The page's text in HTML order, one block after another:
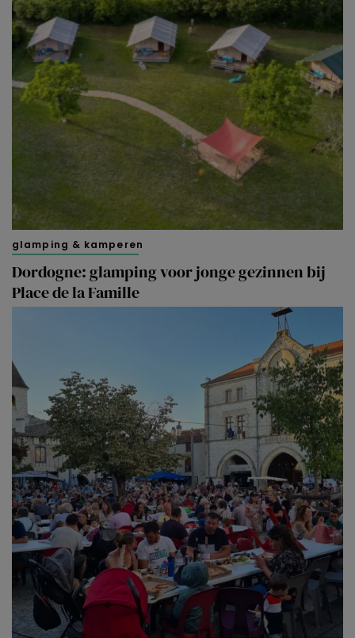
glamping & kamperen
Dordogne: glamping voor jonge gezinnen bij
Place de la Famille